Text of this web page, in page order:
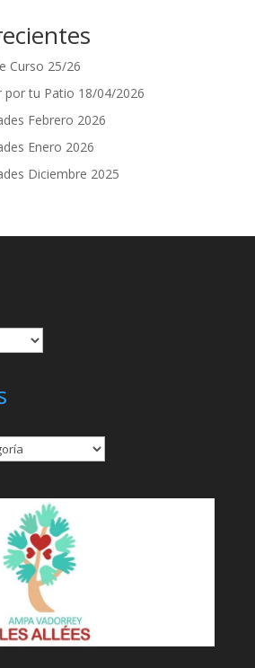
Curso 25/26
por tu Patio 18/04/2026
Febrero 2026
Enero 2026
Diciembre 2025